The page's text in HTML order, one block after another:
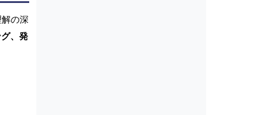
の深
、発